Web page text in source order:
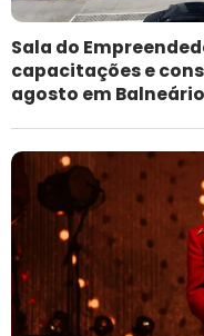
Sala do
capacitações e
agosto em